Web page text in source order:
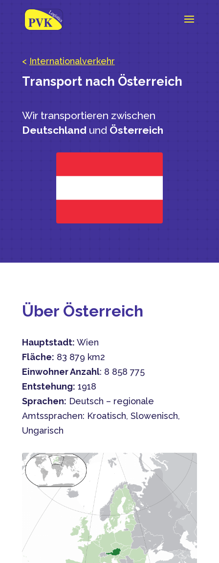
< Internationalverkehr
Transport nach Österreich
Wir transportieren zwischen
Deutschland und Österreich
Über Österreich
Hauptstadt: Wien
Fläche: 83 879 km2
Einwohner Anzahl: 8 858 775
Entstehung: 1918
Sprachen: Deutsch – regionale
Amtssprachen: Kroatisch, Slowenisch,
Ungarisch